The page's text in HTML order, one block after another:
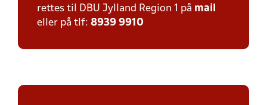
rettes til DBU Jylland Region 1 på mail
eller på tlf: 8939 9910